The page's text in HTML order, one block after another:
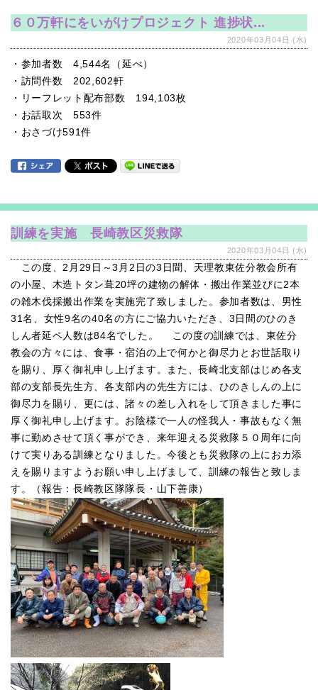
６０万軒にをいがけプロジェクト 進捗状...
2020年03月04日 (水)
・参加者数 4,544名（延べ）
・訪問件数 202,602軒
・リーフレット配布部数 194,103枚
・お話取次 553件
・おさづけ591件
訓練を実施 長崎教区災救隊
2020年03月04日 (水)
この度、2月29日～3月2日の3日聞、天理教東佐分教会所有
の小屋、木造トタン葺20坪の建物の解体・搬出作業並びに2本
の雑木伐採搬出作業を実施完了致しました。参加者数は、男性
31名、女性9名の40名の方にご協力いただき、3日間のひのき
しん者延ペ人数は84名でした。 この度の訓練では、東佐分
教会の方々には、食事・宿泊の上で何かと御尽力とお世話取り
を賜り、厚く御礼申し上げます。また、長崎北支部はじめ各支
部の支部長先生方、各支部内の先生方には、ひのきしんの上に
御尽力を賜り、更には、諸々の差し入れをして頂きました事に
厚く御礼申し上げます。お陰様で一人の怪我人・事故もなく無
事に勤めさせて頂く事ができ、来年迎える災救隊５０周年に向
けて実りある訓練となりました。今後とも災救隊の上におカ添
えを賜りますようお願い申し上げまして、訓練の報告と致しま
す。（報告：長崎教区隊隊長・山下善康）